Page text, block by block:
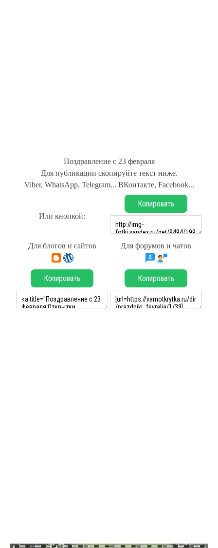
Поздравление с 23 февраля
Для публикации скопируйте текст ниже.
Viber, WhatsApp, Telegram... ВКонтакте, Facebook...
Или кнопкой:
Копировать
Для блогов и сайтов Для форумов и чатов
Копировать Копировать